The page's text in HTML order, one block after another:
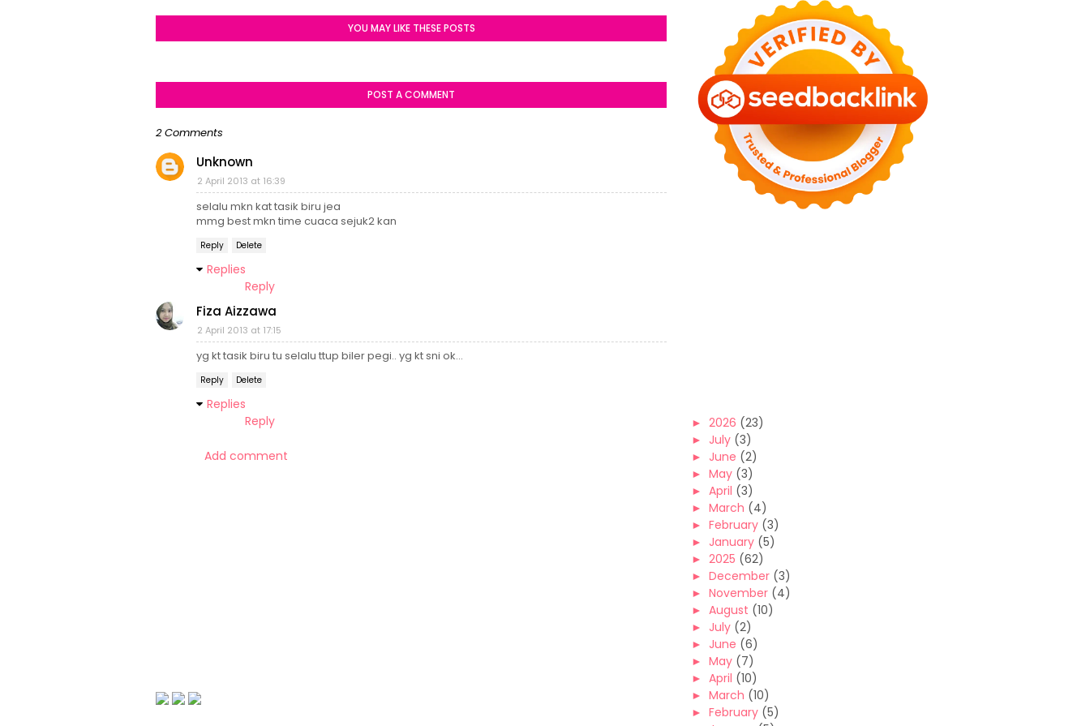
YOU MAY LIKE THESE POSTS
POST A COMMENT
2 Comments
Unknown
2 April 2013 at 16:39
selalu mkn kat tasik biru jea
mmg best mkn time cuaca sejuk2 kan
Reply Delete
Replies
Reply
Fiza Aizzawa
2 April 2013 at 17:15
yg kt tasik biru tu selalu ttup biler pegi.. yg kt sni ok...
Reply Delete
Replies
Reply
Add comment
► 2026 (23)
► July (3)
► June (2)
► May (3)
► April (3)
► March (4)
► February (3)
► January (5)
► 2025 (62)
► December (3)
► November (4)
► August (10)
► July (2)
► June (6)
► May (7)
► April (10)
► March (10)
► February (5)